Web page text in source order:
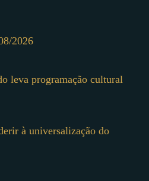
2026
leva programação cultural
à universalização do